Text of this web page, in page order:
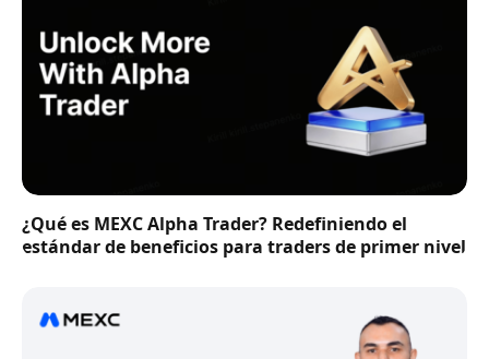
¿Qué es MEXC Alpha Trader? Redefiniendo el
estándar de beneficios para traders de primer nivel